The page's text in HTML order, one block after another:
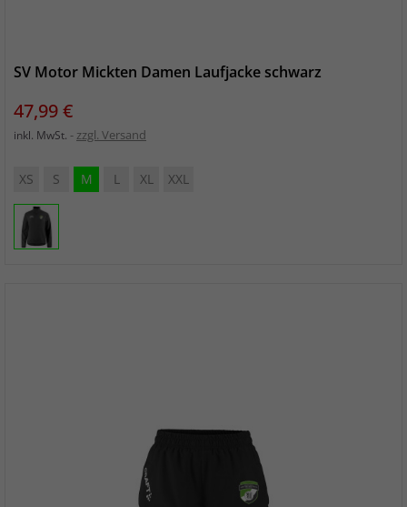
SV Motor Mickten Damen Laufjacke schwarz
Preis
47,99 €
inkl. MwSt. zzgl. Versand
XS S M L XL XXL